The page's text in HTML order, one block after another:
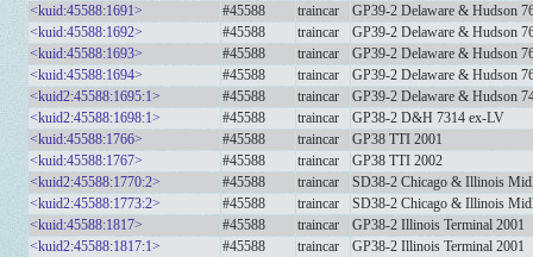
<kuid:45588:1691>
#45588 traincar
GP39-2 Delaware & Hudson
<kuid:45588:1692>
#45588 traincar
GP39-2 Delaware & Hudson
<kuid:45588:1693>
#45588 traincar
GP39-2 Delaware & Hudson
<kuid:45588:1694>
#45588 traincar
GP39-2 Delaware & Hudson
<kuid2:45588:1695:1>
#45588 traincar
GP39-2 Delaware & Hudson
<kuid2:45588:1698:1>
#45588 traincar
GP38-2 D&H 7314 ex-LV
<kuid:45588:1766>
#45588 traincar
GP38 TTI 2001
<kuid:45588:1767>
#45588 traincar
GP38 TTI 2002
<kuid2:45588:1770:2>
#45588 traincar
SD38-2 Chicago & Illinois
<kuid2:45588:1773:2>
#45588 traincar
SD38-2 Chicago & Illinois
<kuid:45588:1817>
#45588 traincar
GP38-2 Illinois Terminal 2001
<kuid2:45588:1817:1>
#45588 traincar
GP38-2 Illinois Terminal 2001